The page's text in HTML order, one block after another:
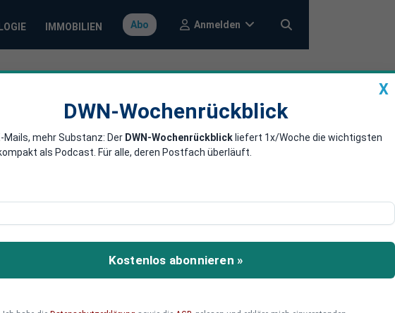
IMMOBILIEN Abo Anmelden
dem 4. Juni 2021
gelockert. Mecklenburg-
Hamburger Restaurants und
X
DWN-Wochenrückblick
Mails, mehr Substanz: Der DWN-Wochenrückblick liefert 1x/Woche die wichtigsten
als Podcast. Für alle, deren Postfach überläuft.
Kostenlos abonnieren »